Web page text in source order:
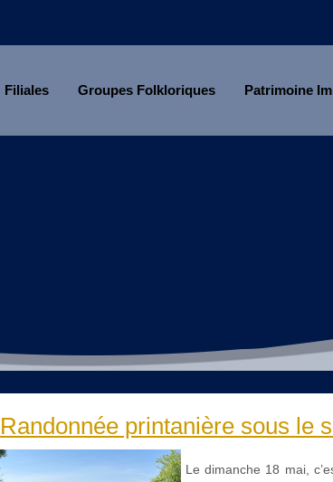
Filiales Groupes Folkloriques Patrimoine
Randonnée printanière sous le
Le dimanche 18 mai,